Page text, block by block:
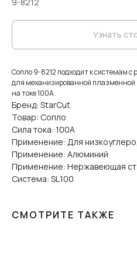
Узнать
Сопло 9-8212 подходит к системам с
для механизированной плазменной
на токе 100А.
Бренд: StarCut
Товар: Сопло
Сила тока: 100А
Применение: Для
Применение: Алюминий
Применение: Нержавеющая
Система: SL100
СМОТРИТЕ ТАКЖЕ